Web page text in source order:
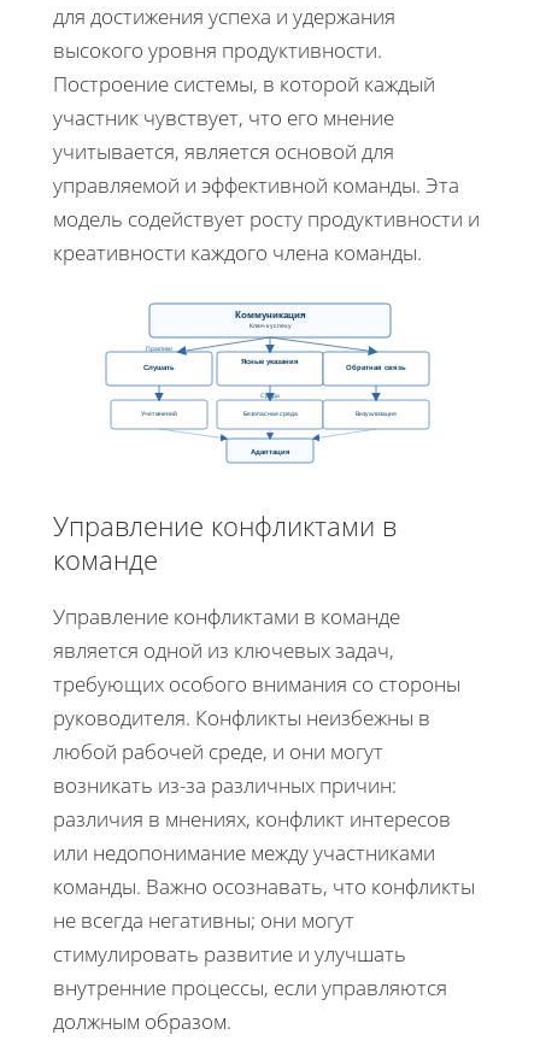
для достижения успеха и удержания
высокого уровня продуктивности.
Построение системы, в которой каждый
участник чувствует, что его мнение
учитывается, является основой для
управляемой и эффективной команды. Эта
модель содействует росту продуктивности и
креативности каждого члена команды.
Коммуникация
Ключ к успеху
Слушать
Ясные указания
Обратная связь
Учет мнений Безопасная среда Визуализация
Адаптация
Практики
Среда
Управление конфликтами в
команде
Управление конфликтами в команде
является одной из ключевых задач,
требующих особого внимания со стороны
руководителя. Конфликты неизбежны в
любой рабочей среде, и они могут
возникать из-за различных причин:
различия в мнениях, конфликт интересов
или недопонимание между участниками
команды. Важно осознавать, что конфликты
не всегда негативны; они могут
стимулировать развитие и улучшать
внутренние процессы, если управляются
должным образом.